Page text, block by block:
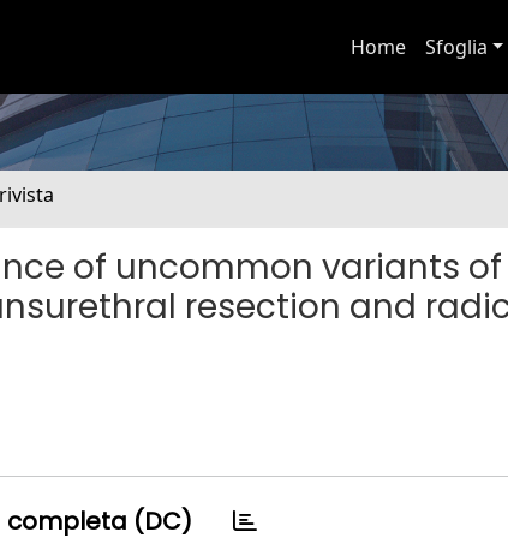
Home Sfoglia
of uncommon variants of
resection and
completa (DC)